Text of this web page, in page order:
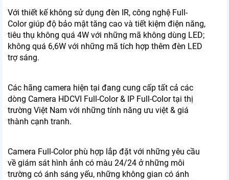
Với thiết kế không sử dụng đèn IR, công nghệ Full-
Color giúp độ bảo mật tăng cao và tiết kiệm điện năng,
tiêu thụ không quá 4W với những mã không dùng LED;
không quá 6,6W với những mã tích hợp thêm đèn LED
trợ sáng.
Các hãng camera hiện tại đang cung cấp tất cả các
dòng Camera HDCVI Full-Color & IP Full-Color tại thị
trường Việt Nam với những tính năng ưu việt & giá
thành cạnh tranh.
Camera Full-Color phù hợp lắp đặt với những yêu cầu
về giám sát hình ảnh có màu 24/24 ở những môi
trường có ánh sáng yếu, những không gian có ánh